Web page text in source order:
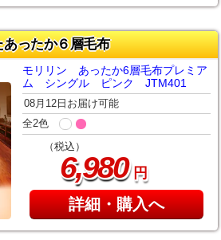
ったか６層毛布
モリリン あったか6層毛布プレミア
ム シングル ピンク JTM401
08月12日お届け可能
全2色
（税込）
6,980円
詳細・購入へ